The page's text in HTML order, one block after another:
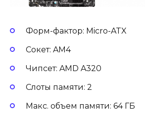
Форм-фактор: Micro-ATX
Сокет: AM4
Чипсет: AMD A320
Слоты памяти: 2
Макс. объем памяти: 64 ГБ